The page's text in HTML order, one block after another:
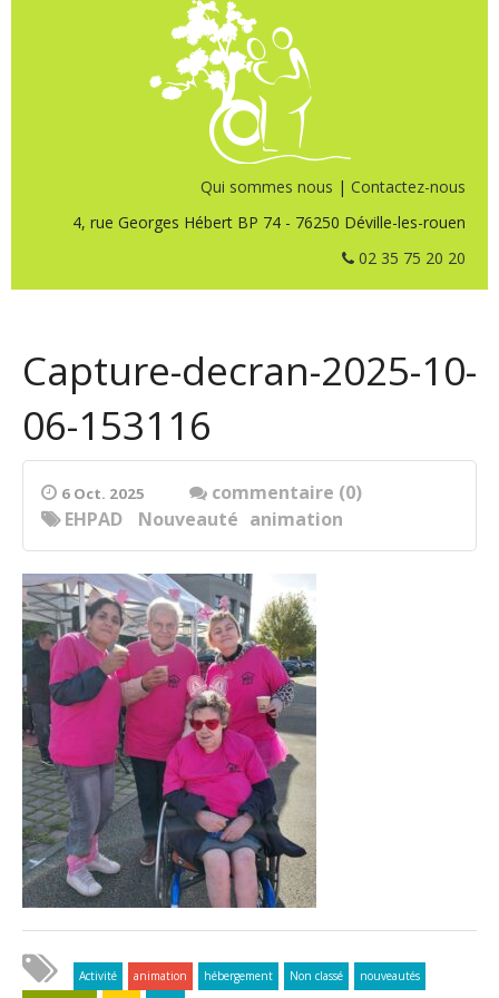
Qui sommes nous | Contactez-nous
4, rue Georges Hébert BP 74 - 76250 Déville-les-rouen
02 35 75 20 20
Capture-decran-2025-10-
06-153116
6 Oct. 2025
commentaire (0)
animation
EHPAD Nouveauté
Activité animation hébergement Non classé
nouveautés